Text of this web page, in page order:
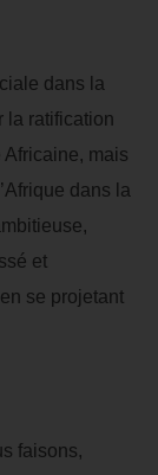
dans la
la ratification
mais
dans la
et
se projetant
faisons,